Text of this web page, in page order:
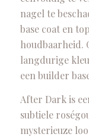
nagel te
base coat en
houdbaarheid.
langdurige
een builder
After Dark is
subtiele
mysterieuze